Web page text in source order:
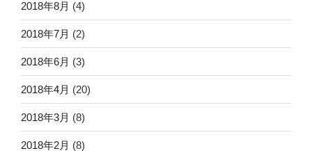
2018年8月 (4)
2018年7月 (2)
2018年6月 (3)
2018年4月 (20)
2018年3月 (8)
2018年2月 (8)